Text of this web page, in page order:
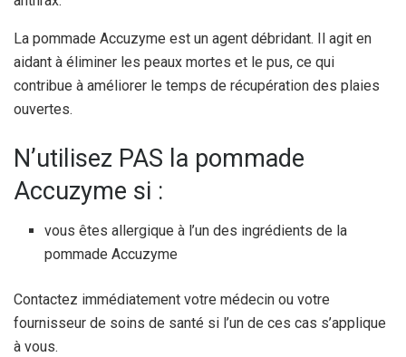
La pommade Accuzyme est un agent débridant. Il agit en
aidant à éliminer les peaux mortes et le pus, ce qui
contribue à améliorer le temps de récupération des plaies
ouvertes.
N’utilisez PAS la pommade
Accuzyme si :
vous êtes allergique à l’un des ingrédients de la
pommade Accuzyme
Contactez immédiatement votre médecin ou votre
fournisseur de soins de santé si l’un de ces cas s’applique
à vous.